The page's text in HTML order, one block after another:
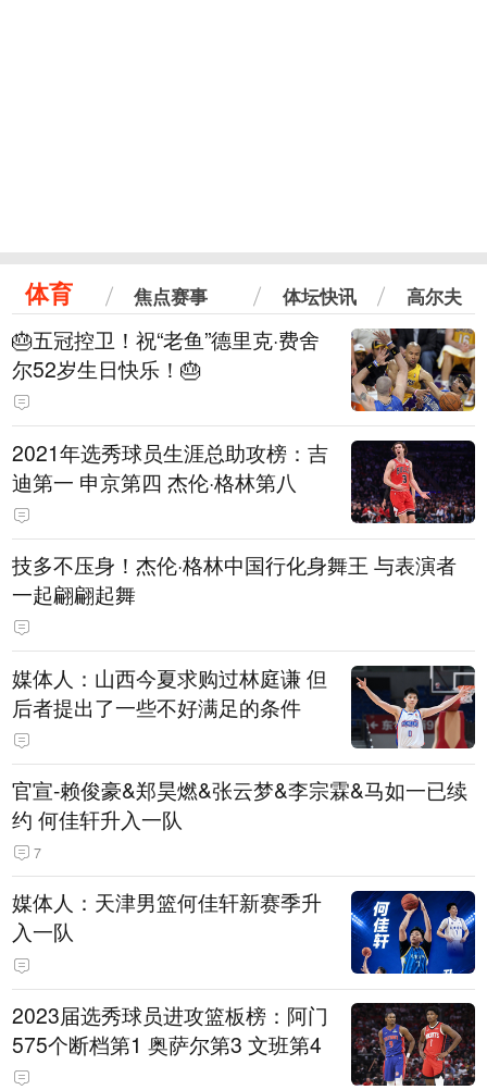
体育 焦点赛事 体坛快讯 高尔夫
🎂五冠控卫！祝“老鱼”德里克·费舍
尔52岁生日快乐！🎂
2021年选秀球员生涯总助攻榜：吉
迪第一 申京第四 杰伦·格林第八
技多不压身！杰伦·格林中国行化身舞王 与表演者
一起翩翩起舞
媒体人：山西今夏求购过林庭谦 但
后者提出了一些不好满足的条件
官宣-赖俊豪&郑昊燃&张云梦&李宗霖&马如一已续
约 何佳轩升入一队
7
媒体人：天津男篮何佳轩新赛季升
入一队
2023届选秀球员进攻篮板榜：阿门
575个断档第1 奥萨尔第3 文班第4